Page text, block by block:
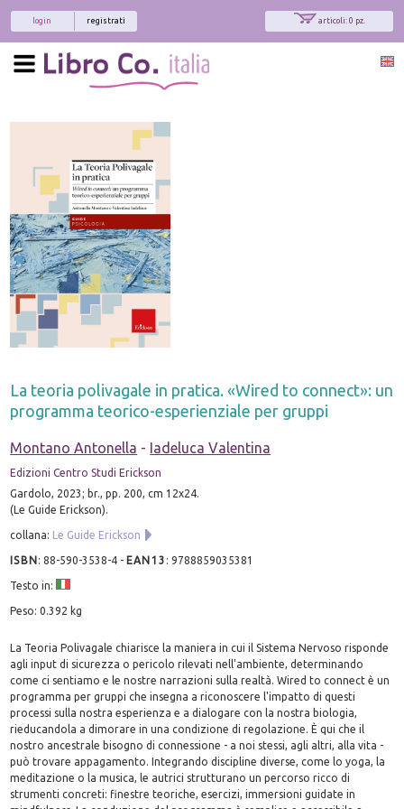
articoli: 0 pz.
registrati
login
La teoria polivagale in pratica. «Wired to connect»: un
programma teorico-esperienziale per gruppi
Montano Antonella - Iadeluca Valentina
Edizioni Centro Studi Erickson
Gardolo, 2023; br., pp. 200, cm 12x24.
(Le Guide Erickson).
collana: Le Guide Erickson
ISBN:88-590-3538-4 - EAN13 :9788859035381
Testo in:
Peso: 0.392 kg
La Teoria Polivagale chiarisce la maniera in cui il Sistema Nervoso risponde
agli input di sicurezza o pericolo rilevati nell'ambiente, determinando
come ci sentiamo e le nostre narrazioni sulla realtà. Wired to connect è un
programma per gruppi che insegna a riconoscere l'impatto di questi
processi sulla nostra esperienza e a dialogare con la nostra biologia,
rieducandola a dimorare in una condizione di regolazione. È qui che il
nostro ancestrale bisogno di connessione - a noi stessi, agli altri, alla vita -
può trovare appagamento. Integrando discipline diverse, come lo yoga, la
meditazione o la musica, le autrici strutturano un percorso ricco di
strumenti concreti: finestre teoriche, esercizi, immersioni guidate in